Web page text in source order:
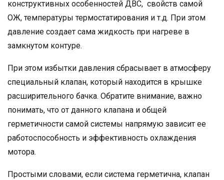
конструктивных особенностей ДВС, свойств самой
ОЖ, температуры термостатирования и т.д. При этом
давление создает сама жидкость при нагреве в
замкнутом контуре.
При этом избытки давления сбрасывает в атмосферу
специальный клапан, который находится в крышке
расширительного бачка. Обратите внимание, важно
понимать, что от данного клапана и общей
герметичности самой системы напрямую зависит ее
работоспособность и эффективность охлаждения
мотора.
Простыми словами, если система герметична, клапан